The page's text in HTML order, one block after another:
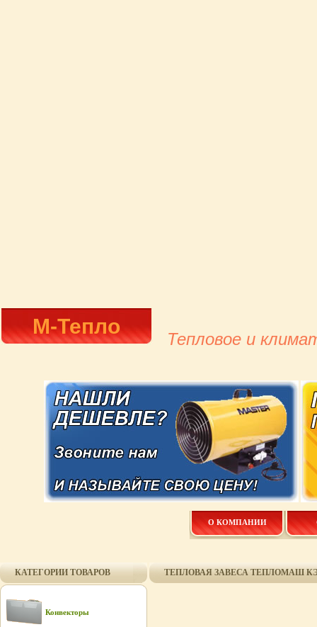
М-Тепло
Тепловое и
О КОМПАНИИ
КАТЕГОРИИ ТОВАРОВ
Конвекторы
ТЕПЛОВАЯ ЗАВЕСА ТЕПЛОМАШ